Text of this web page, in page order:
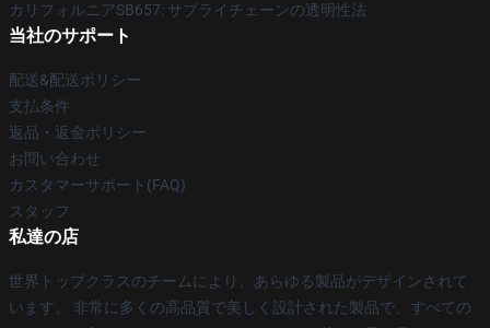
カリフォルニアSB657: サプライチェーンの透明性法
当社のサポート
配送&配送ポリシー
支払条件
返品・返金ポリシー
お問い合わせ
カスタマーサポート(FAQ)
スタッフ
私達の店
世界トップクラスのチームにより、あらゆる製品がデザインされて
います。 非常に多くの高品質で美しく設計された製品で、すべての